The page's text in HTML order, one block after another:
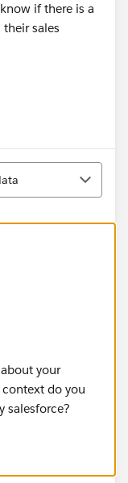
if there is a
sales
your
do you
salesforce?